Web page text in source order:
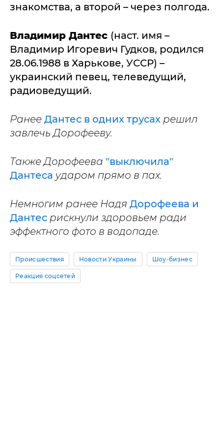
знакомства, а второй – через полгода.
Владимир Дантес (наст. имя –
Владимир Игоревич Гудков, родился
28.06.1988 в Харькове, УССР) –
украинский певец, телеведущий,
радиоведущий.
Ранее Дантес в одних трусах решил
завлечь Дорофееву.
Также Дорофеева "выключила"
Дантеса ударом прямо в пах.
Немногим ранее Надя Дорофеева и
Дантес рискнули здоровьем ради
эффектного фото в водопаде.
Происшествия Новости Украины Шоу-бизнес
Реакция соцсетей